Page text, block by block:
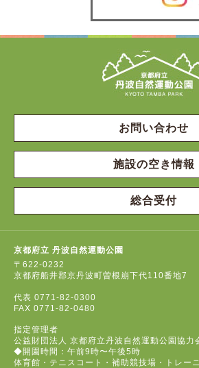
お問い合わせ
施設の空き情報
総合受付
京都府立 丹波自然運動公園
〒622-0232
京都府船井郡京丹波町曽根崩下代110番地7
代表 0771-82-0300
FAX 0771-82-0480
指定管理者
公益財団法人 京都府立丹波自然運動公園協力
◆開園時間：午前9時〜午後5時
体育館・テニスコート・補助競技場・トレー